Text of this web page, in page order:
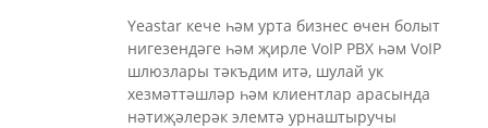
Yeastar кече һәм урта бизнес өчен болыт
нигезендәге һәм җирле VoIP PBX һәм VoIP
шлюзлары тәкъдим итә, шулай ук ​​
хезмәттәшләр һәм клиентлар арасында
нәтиҗәлерәк элемтә урнаштыручы